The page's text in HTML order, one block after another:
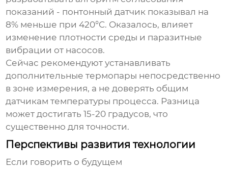
показаний - понтонный датчик показывал на
8% меньше при 420°C. Оказалось, влияет
изменение плотности среды и паразитные
вибрации от насосов.
Сейчас рекомендуют устанавливать
дополнительные термопары непосредственно
в зоне измерения, а не доверять общим
датчикам температуры процесса. Разница
может достигать 15-20 градусов, что
существенно для точности.
Перспективы развития технологии
Если говорить о будущем